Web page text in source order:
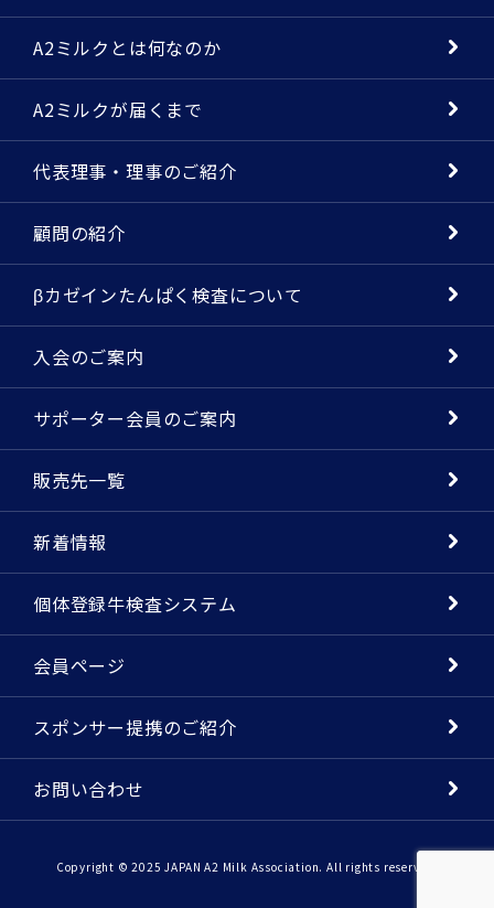
A2ミルクとは何なのか
A2ミルクが届くまで
代表理事・理事のご紹介
顧問の紹介
βカゼインたんぱく検査について
入会のご案内
サポーター会員のご案内
販売先一覧
新着情報
個体登録牛検査システム
会員ページ
スポンサー提携のご紹介
お問い合わせ
Copyright © 2025 JAPAN A2 Milk Association. All rights reserved.